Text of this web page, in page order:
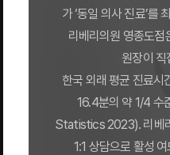
가 ‘동일 의사 진료’를
리베리의원 영종도점
원장이 직
한국 외래 평균 진료
16.4분의 약 1/4
Statistics 2023). 리베
1:1 상담으로 활성 여